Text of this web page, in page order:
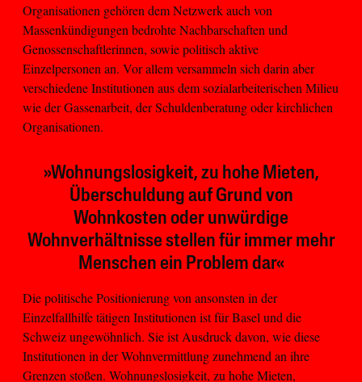
Organisationen gehören dem Netzwerk auch von
Massenkündigungen bedrohte Nachbarschaften und
Genossenschaftlerinnen, sowie politisch aktive
Einzelpersonen an. Vor allem versammeln sich darin aber
verschiedene Institutionen aus dem sozialarbeiterischen Milieu
wie der Gassenarbeit, der Schuldenberatung oder kirchlichen
Organisationen.
»Wohnungslosigkeit, zu hohe Mieten,
Überschuldung auf Grund von
Wohnkosten oder unwürdige
Wohnverhältnisse stellen für immer mehr
Menschen ein Problem dar«
Die politische Positionierung von ansonsten in der
Einzelfallhilfe tätigen Institutionen ist für Basel und die
Schweiz ungewöhnlich. Sie ist Ausdruck davon, wie diese
Institutionen in der Wohnvermittlung zunehmend an ihre
Grenzen stoßen. Wohnungslosigkeit, zu hohe Mieten,